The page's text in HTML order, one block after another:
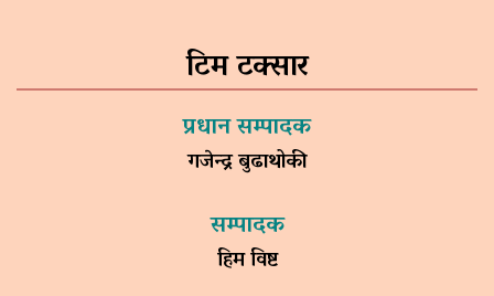
टिम टक्सार
प्रधान सम्पादक
गजेन्द्र बुढाथोकी
सम्पादक
हिम विष्ट